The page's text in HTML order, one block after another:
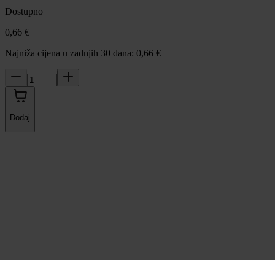
Dostupno
0,66 €
Najniža cijena u zadnjih 30 dana: 0,66 €
Dodaj